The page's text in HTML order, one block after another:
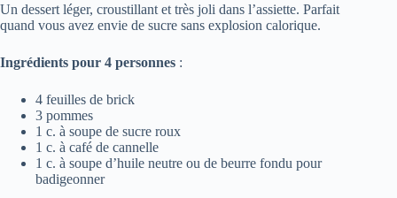
Un dessert léger, croustillant et très joli dans l’assiette. Parfait
quand vous avez envie de sucre sans explosion calorique.
Ingrédients pour 4 personnes :
4 feuilles de brick
3 pommes
1 c. à soupe de sucre roux
1 c. à café de cannelle
1 c. à soupe d’huile neutre ou de beurre fondu pour
badigeonner